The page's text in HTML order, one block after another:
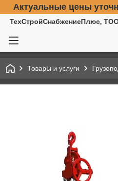
Актуальные цены
ТехСтройСнабжениеПлюс,
Товары и услуги